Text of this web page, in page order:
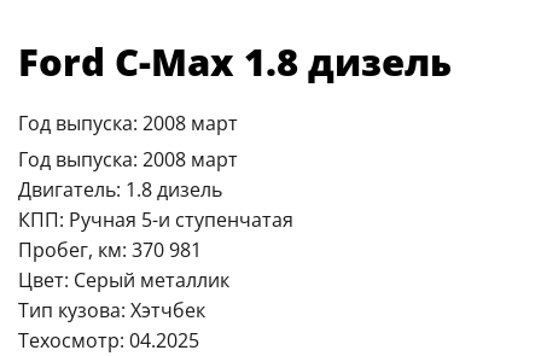
Ford C-Max 1.8 дизель
Год выпуска: 2008 март
Год выпуска: 2008 март
Двигатель: 1.8 дизель
КПП: Ручная 5-и ступенчатая
Пробег, км: 370 981
Цвет: Серый металлик
Тип кузова: Хэтчбек
Техосмотр: 04.2025